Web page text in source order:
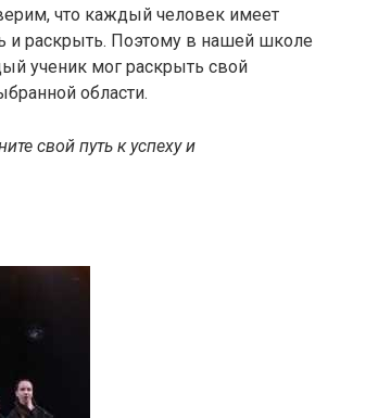
что каждый человек имеет
и раскрыть. Поэтому в нашей школе
ученик мог раскрыть свой
области.
свой путь к успеху и